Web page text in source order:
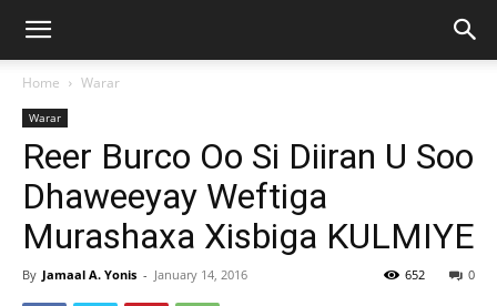
Home Warar
Warar
Reer Burco Oo Si Diiran U Soo
Dhaweeyay Weftiga
Murashaxa Xisbiga KULMIYE
By Jamaal A. Yonis - January 14, 2016 0
652